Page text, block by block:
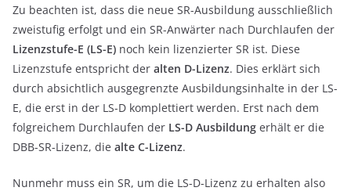
Zu beachten ist, dass die neue SR-Ausbildung ausschließlich
zweistufig erfolgt und ein SR-Anwärter nach Durchlaufen der
Lizenzstufe-E (LS-E) noch kein lizenzierter SR ist. Diese
Lizenzstufe entspricht der alten D-Lizenz. Dies erklärt sich
durch absichtlich ausgegrenzte Ausbildungsinhalte in der LS-
E, die erst in der LS-D komplettiert werden. Erst nach dem
folgreichem Durchlaufen der LS-D Ausbildung erhält er die
DBB-SR-Lizenz, die alte C-Lizenz.
Nunmehr muss ein SR, um die LS-D-Lizenz zu erhalten also